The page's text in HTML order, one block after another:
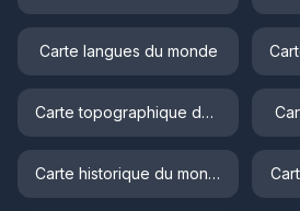
Carte langues du monde
Carte topographique du monde
Carte historique du monde